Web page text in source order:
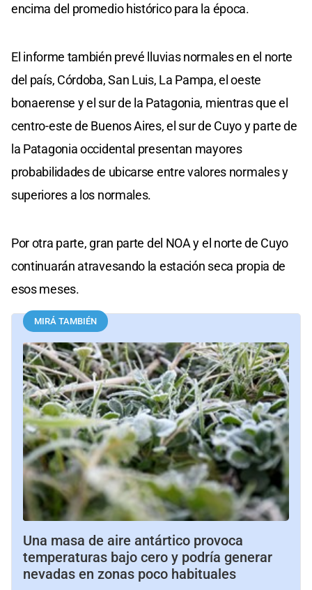
encima del promedio histórico para la época.
El informe también prevé lluvias normales en el norte
del país, Córdoba, San Luis, La Pampa, el oeste
bonaerense y el sur de la Patagonia, mientras que el
centro-este de Buenos Aires, el sur de Cuyo y parte de
la Patagonia occidental presentan mayores
probabilidades de ubicarse entre valores normales y
superiores a los normales.
Por otra parte, gran parte del NOA y el norte de Cuyo
continuarán atravesando la estación seca propia de
esos meses.
MIRÁ TAMBIÉN
Una masa de aire antártico provoca
temperaturas bajo cero y podría generar
nevadas en zonas poco habituales